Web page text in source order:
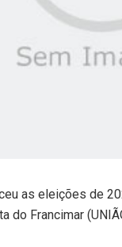
as eleições de
do Francimar